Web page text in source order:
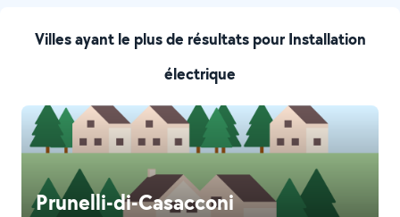
Villes ayant le plus de résultats pour Installation
électrique
Prunelli-di-Casacconi